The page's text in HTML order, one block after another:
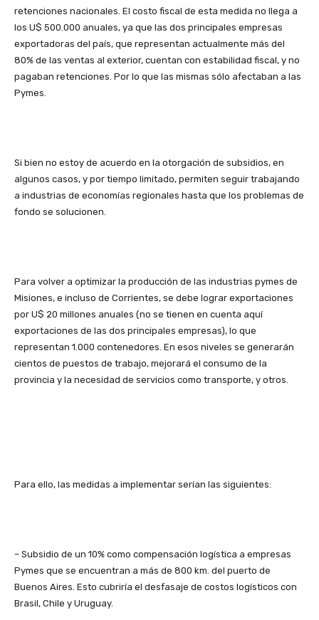
retenciones nacionales. El costo fiscal de esta medida no llega a
los U$ 500.000 anuales, ya que las dos principales empresas
exportadoras del país, que representan actualmente más del
80% de las ventas al exterior, cuentan con estabilidad fiscal, y no
pagaban retenciones. Por lo que las mismas sólo afectaban a las
Pymes.
Si bien no estoy de acuerdo en la otorgación de subsidios, en
algunos casos, y por tiempo limitado, permiten seguir trabajando
a industrias de economías regionales hasta que los problemas de
fondo se solucionen.
Para volver a optimizar la producción de las industrias pymes de
Misiones, e incluso de Corrientes, se debe lograr exportaciones
por U$ 20 millones anuales (no se tienen en cuenta aquí
exportaciones de las dos principales empresas), lo que
representan 1.000 contenedores. En esos niveles se generarán
cientos de puestos de trabajo, mejorará el consumo de la
provincia y la necesidad de servicios como transporte, y otros.
Para ello, las medidas a implementar serían las siguientes:
– Subsidio de un 10% como compensación logística a empresas
Pymes que se encuentran a más de 800 km. del puerto de
Buenos Aires. Esto cubriría el desfasaje de costos logísticos con
Brasil, Chile y Uruguay.